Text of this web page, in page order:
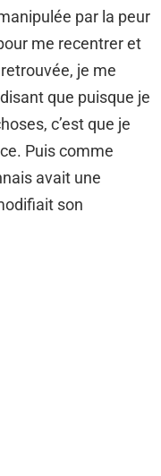
par la peur
me recentrer et
je me
que puisque je
c’est que je
Puis comme
avait une
son